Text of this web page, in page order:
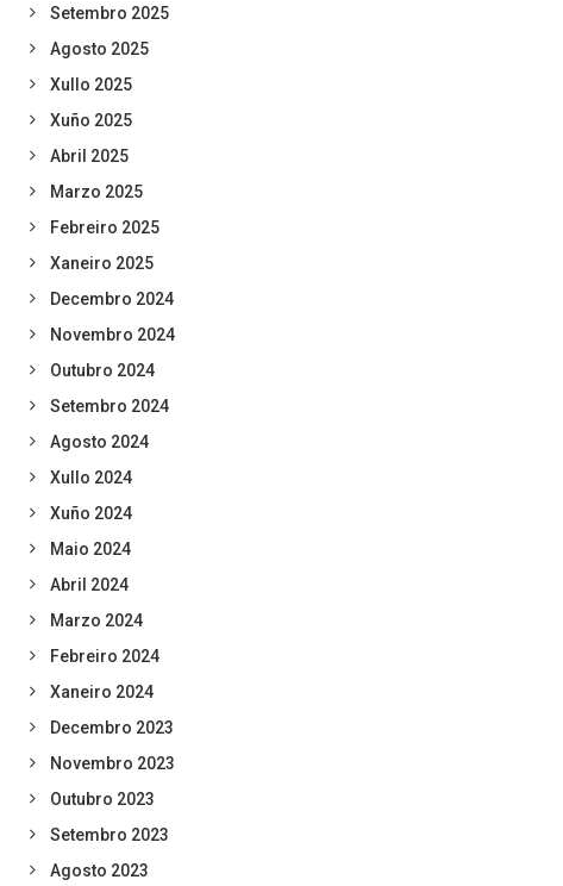
Setembro 2025
Agosto 2025
Xullo 2025
Xuño 2025
Abril 2025
Marzo 2025
Febreiro 2025
Xaneiro 2025
Decembro 2024
Novembro 2024
Outubro 2024
Setembro 2024
Agosto 2024
Xullo 2024
Xuño 2024
Maio 2024
Abril 2024
Marzo 2024
Febreiro 2024
Xaneiro 2024
Decembro 2023
Novembro 2023
Outubro 2023
Setembro 2023
Agosto 2023